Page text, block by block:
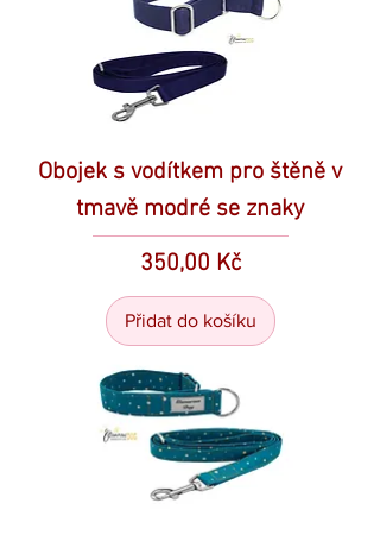
Obojek s vodítkem pro štěně v
tmavě modré se znaky
Cena
350,00 Kč
Přidat do košíku